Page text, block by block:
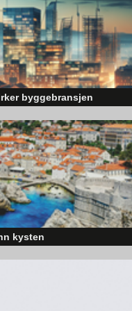
og vi mener det
til Nordan, der de
men generelt sett er
byggebransjen
Byggebransjen er spesielt
oppgangen.
kysten
med.